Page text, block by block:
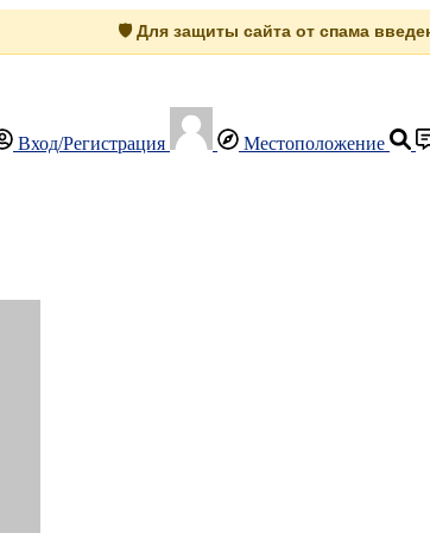
🛡️ Для защиты сайта от спама
Вход/Регистрация Местоположение